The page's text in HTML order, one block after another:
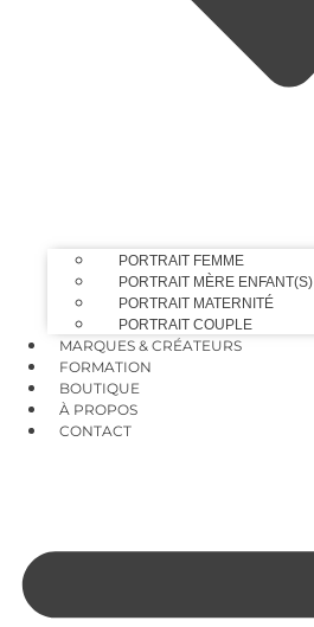
PORTRAIT FEMME
PORTRAIT MÈRE ENFANT(S)
PORTRAIT MATERNITÉ
PORTRAIT COUPLE
MARQUES & CRÉATEURS
FORMATION
BOUTIQUE
À PROPOS
CONTACT